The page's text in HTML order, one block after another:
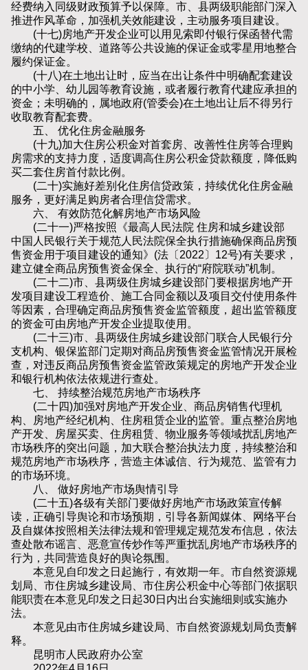
经费纳入同级财政预算予以保障。市、县两级职能部门深入
推进作风革命，加强机关效能建设，主动服务项目建设。
(十七)房地产开发企业可以用见索即付银行保函替代需
缴纳的代建学校、道路等公共设施的保证金或零星用地整合
履约保证金。
(十八)在土地出让时，应当在出让条件中明确配套建设
的中小学、幼儿园等教育设施，或者履行教育代建应承担的
资金；未明确的，属地政府(管委会)在土地出让后不得另行
收取教育配套费。
五、 优化住房金融服务
(十九)加大住房公积金对首套房、改善性住房等合理购
房需求的支持力度，适度调高住房公积金贷款额度，降低购
买二套住房首付款比例。
(二十)实施好差别化住房信贷政策，持续优化住房金融
服务，更好满足购房者合理信贷需求。
六、 有效防范化解房地产市场风险
(二十一)严格按照《最高人民法院 住房和城乡建设部
中国人民银行关于规范人民法院保全执行措施确保商品房预
售资金用于项目建设的通知》(法〔2022〕12号)有关要求，
建立健全商品房预售资金保全、执行的“府院联动”机制。
(二十二)市、县两级住房城乡建设部门要根据房地产开
发项目建设工程造价、施工合同金额以及项目交付使用条件
等因素，合理确定商品房预售资金监管额度，超出监管额度
的资金可由房地产开发企业提取使用。
(二十三)市、县两级住房城乡建设部门联合人民银行分
支机构、银保监部门定期对商品房预售资金监管情况开展检
查，对违反商品房预售资金监管政策规定的房地产开发企业
和银行机构依法依规进行查处。
七、 持续整治规范房地产市场秩序
(二十四)加强对房地产开发企业、商品房销售代理机
构、房地产经纪机构、住房租赁企业的监管。重点整治房地
产开发、房屋买卖、住房租赁、物业服务等领域扰乱房地产
市场秩序的突出问题，加大联合整治执法力度，持续整治和
规范房地产市场秩序，营造主体诚信、行为规范、监管有力
的市场环境。
八、 做好房地产市场舆情引导
(二十五)各级有关部门要做好房地产市场政策宣传解
读，正确引导舆论和市场预期，引导各新闻媒体、网络平台
及自媒体按照相关法律法规和管理规定规范发布信息，依法
查处散布谣言、恶意宣传炒作等严重扰乱房地产市场秩序的
行为，共同营造良好的舆论氛围。
本意见自印发之日起施行，有效期一年。市自然资源规
划局、市住房城乡建设局、市住房公积金中心等部门依据职
能职责在本意见印发之日起30日内出台实施细则或实施办
法。
本意见由市住房城乡建设局、市自然资源规划局负责解
释。
昆明市人民政府办公室